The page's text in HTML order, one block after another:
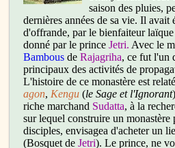
saison des pluies,
dernières années de sa vie. Il avait
d'offrande, par le bienfaiteur laïque
donné par le princeJetri. Avec le
Bambous deRajagriha, ce fut l'un
principaux des activités de
L'histoire de ce monastère est
agon, Kengu (le Sage et l'Ignorant
riche marchand Sudatta, à la
sur lequel construire un monastère
disciples, envisagea d'acheter un
(Bosquet deJetri). Le prince, ne